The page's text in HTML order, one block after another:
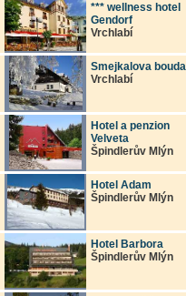
*** wellness hotel
Gendorf
Vrchlabí
Smejkalova bouda
Vrchlabí
Hotel a penzion
Velveta
Špindlerův Mlýn
Hotel Adam
Špindlerův Mlýn
Hotel Barbora
Špindlerův Mlýn